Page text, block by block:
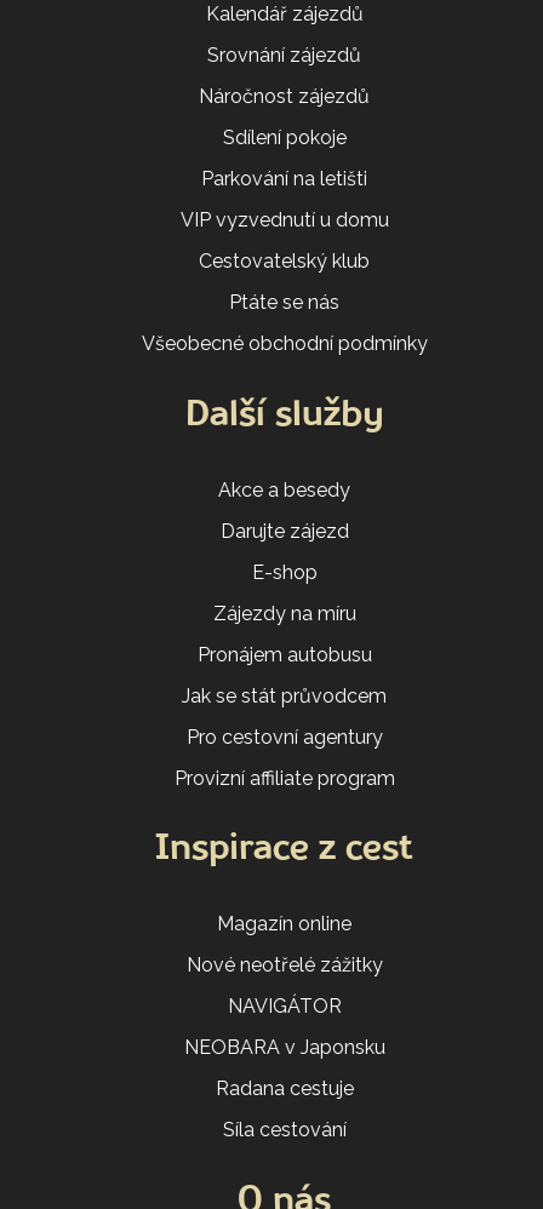
Kalendář zájezdů
Srovnání zájezdů
Náročnost zájezdů
Sdílení pokoje
Parkování na letišti
VIP vyzvednutí u domu
Cestovatelský klub
Ptáte se nás
Všeobecné obchodní podmínky
Další služby
Akce a besedy
Darujte zájezd
E-shop
Zájezdy na míru
Pronájem autobusu
Jak se stát průvodcem
Pro cestovní agentury
Provizní affiliate program
Inspirace z cest
Magazín online
Nové neotřelé zážitky
NAVIGÁTOR
NEOBARA v Japonsku
Radana cestuje
Síla cestování
O nás